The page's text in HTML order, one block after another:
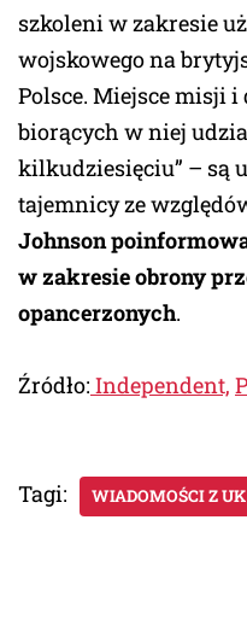
szkoleni w zakresie
wojskowego na
Polsce. Miejsce misji i
biorących w niej
kilkudziesięciu” – są
tajemnicy ze
Johnson
w zakresie obrony
opancerzonych.
Źródło: Independent,
Tagi: WIADOMOŚCI Z UK